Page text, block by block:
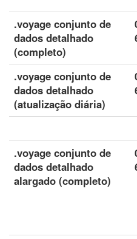
.voyage conjunto de
dados detalhado
(completo)
.voyage conjunto de
dados detalhado
(atualização diária)
.voyage conjunto de
dados detalhado
alargado (completo)